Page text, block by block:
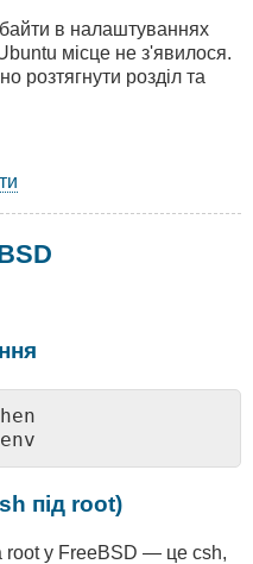
в налаштуваннях
місце не з'явилося.
розтягнути розділ та
під root)
root у FreeBSD — це csh,